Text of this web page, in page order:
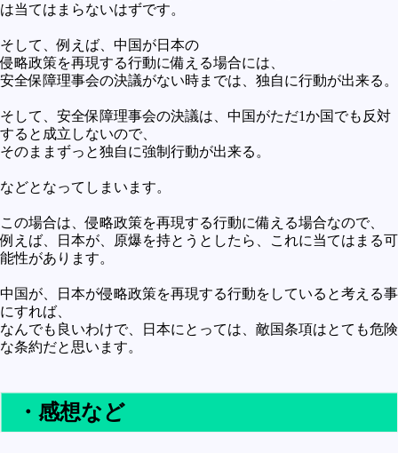
は当てはまらないはずです。
そして、例えば、中国が日本の
侵略政策を再現する行動に備える場合には、
安全保障理事会の決議がない時までは、独自に行動が出来る。
そして、安全保障理事会の決議は、中国がただ1か国でも反対
すると成立しないので、
そのままずっと独自に強制行動が出来る。
などとなってしまいます。
この場合は、侵略政策を再現する行動に備える場合なので、
例えば、日本が、原爆を持とうとしたら、これに当てはまる可
能性があります。
中国が、日本が侵略政策を再現する行動をしていると考える事
にすれば、
なんでも良いわけで、日本にとっては、敵国条項はとても危険
な条約だと思います。
・感想など